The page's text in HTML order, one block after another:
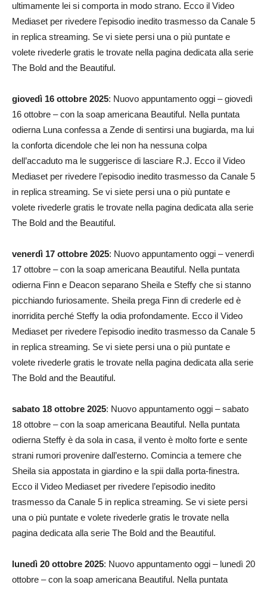
ultimamente lei si comporta in modo strano. Ecco il Video
Mediaset per rivedere l’episodio inedito trasmesso da Canale 5
in replica streaming. Se vi siete persi una o più puntate e
volete rivederle gratis le trovate nella pagina dedicata alla serie
The Bold and the Beautiful.
giovedì 16 ottobre 2025: Nuovo appuntamento oggi – giovedì
16 ottobre – con la soap americana Beautiful. Nella puntata
odierna Luna confessa a Zende di sentirsi una bugiarda, ma lui
la conforta dicendole che lei non ha nessuna colpa
dell’accaduto ma le suggerisce di lasciare R.J. Ecco il Video
Mediaset per rivedere l’episodio inedito trasmesso da Canale 5
in replica streaming. Se vi siete persi una o più puntate e
volete rivederle gratis le trovate nella pagina dedicata alla serie
The Bold and the Beautiful.
venerdì 17 ottobre 2025: Nuovo appuntamento oggi – venerdì
17 ottobre – con la soap americana Beautiful. Nella puntata
odierna Finn e Deacon separano Sheila e Steffy che si stanno
picchiando furiosamente. Sheila prega Finn di crederle ed è
inorridita perché Steffy la odia profondamente. Ecco il Video
Mediaset per rivedere l’episodio inedito trasmesso da Canale 5
in replica streaming. Se vi siete persi una o più puntate e
volete rivederle gratis le trovate nella pagina dedicata alla serie
The Bold and the Beautiful.
sabato 18 ottobre 2025: Nuovo appuntamento oggi – sabato
18 ottobre – con la soap americana Beautiful. Nella puntata
odierna Steffy è da sola in casa, il vento è molto forte e sente
strani rumori provenire dall’esterno. Comincia a temere che
Sheila sia appostata in giardino e la spii dalla porta-finestra.
Ecco il Video Mediaset per rivedere l’episodio inedito
trasmesso da Canale 5 in replica streaming. Se vi siete persi
una o più puntate e volete rivederle gratis le trovate nella
pagina dedicata alla serie The Bold and the Beautiful.
lunedì 20 ottobre 2025: Nuovo appuntamento oggi – lunedì 20
ottobre – con la soap americana Beautiful. Nella puntata